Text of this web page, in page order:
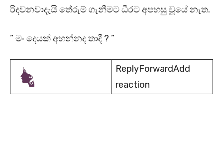
රිදවනවාදැයි තේරුම් ගැනීමට ධීරට අපහසු වූයේ නැත.
” මං දෙයක් අහන්නද තාදී ? ”
ReplyForwardAdd
reaction